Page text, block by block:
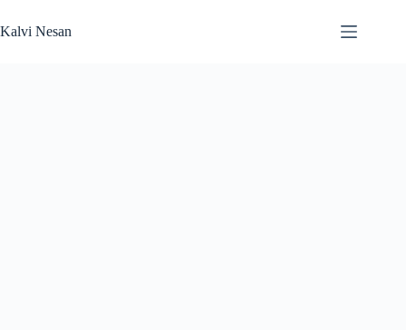
to
content
Kalvi Nesan